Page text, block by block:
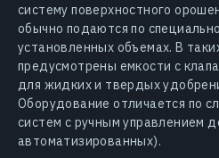
систему поверхностного
обычно подаются по
установленных объемах. В
предусмотрены емкости с
для жидких и твердых
Оборудование отличается по
систем с ручным управлением
автоматизированных).